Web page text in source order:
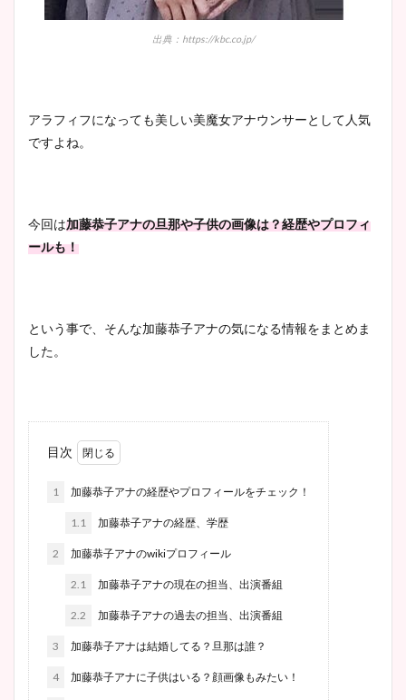
出典：https://kbc.co.jp/
アラフィフになっても美しい美魔女アナウンサーとして人気
ですよね。
今回は加藤恭子アナの旦那や子供の画像は？経歴やプロフィ
ールも！
という事で、そんな加藤恭子アナの気になる情報をまとめま
した。
目次
1 加藤恭子アナの経歴やプロフィールをチェック！
1.1 加藤恭子アナの経歴、学歴
2 加藤恭子アナのwikiプロフィール
2.1 加藤恭子アナの現在の担当、出演番組
2.2 加藤恭子アナの過去の担当、出演番組
3 加藤恭子アナは結婚してる？旦那は誰？
4 加藤恭子アナに子供はいる？顔画像もみたい！